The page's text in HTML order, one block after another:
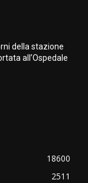
della stazione
all’Ospedale
18600
2511